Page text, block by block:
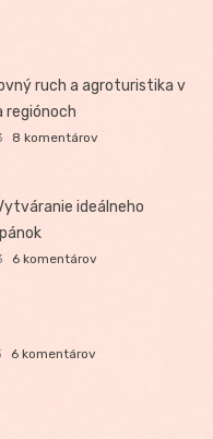
ruch a agroturistika v
regiónoch
8 komentárov
ideálneho
6 komentárov
6 komentárov